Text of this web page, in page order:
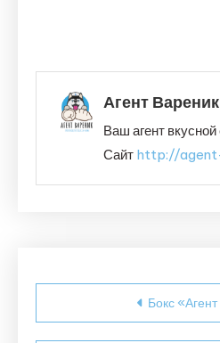
Агент Вареник
Ваш агент
Сайт http://
Навигация
по
Бокс